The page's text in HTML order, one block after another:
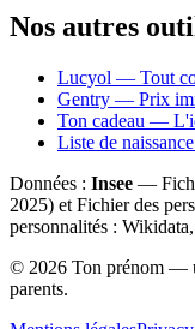
Nos autres
Lucyol — Tout
Gentry — Prix
Ton cadeau —
Liste de
Données : Insee —
2025) et Fichier des
personnalités :
© 2026 Ton prénom —
parents.